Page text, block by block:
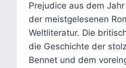
Prejudice aus dem
der meistgelesenen
Weltliteratur. Die
die Geschichte der
Bennet und dem